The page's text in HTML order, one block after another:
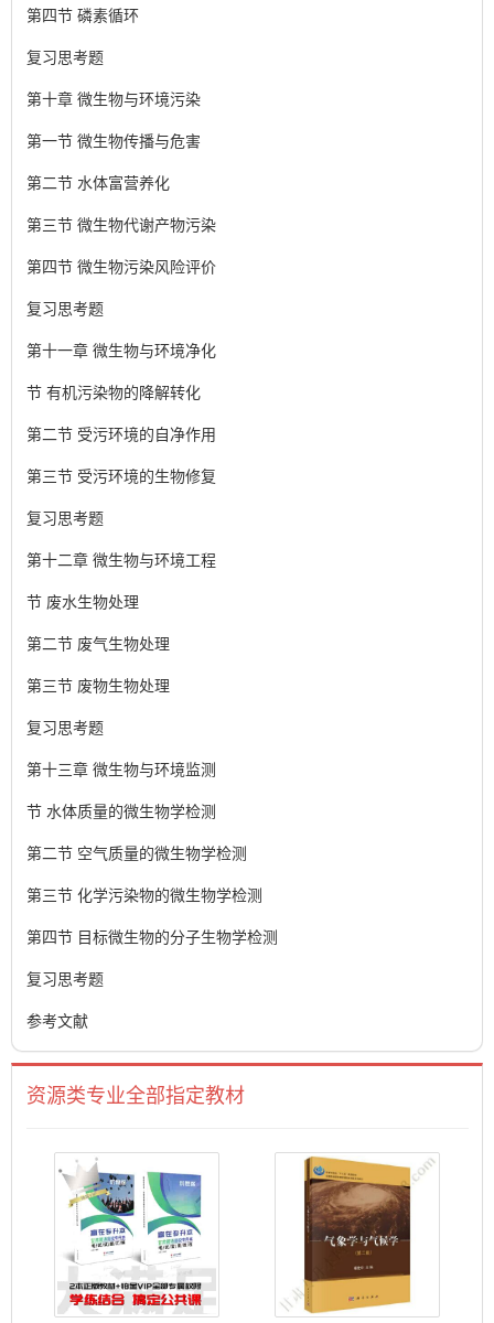
第四节 磷素循环
复习思考题
第十章 微生物与环境污染
第一节 微生物传播与危害
第二节 水体富营养化
第三节 微生物代谢产物污染
第四节 微生物污染风险评价
复习思考题
第十一章 微生物与环境净化
节 有机污染物的降解转化
第二节 受污环境的自净作用
第三节 受污环境的生物修复
复习思考题
第十二章 微生物与环境工程
节 废水生物处理
第二节 废气生物处理
第三节 废物生物处理
复习思考题
第十三章 微生物与环境监测
节 水体质量的微生物学检测
第二节 空气质量的微生物学检测
第三节 化学污染物的微生物学检测
第四节 目标微生物的分子生物学检测
复习思考题
参考文献
资源类专业全部指定教材